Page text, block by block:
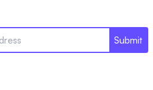
Submit